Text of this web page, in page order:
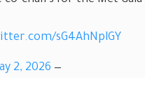
sG4AhNplGY
— Pop Crave (@PopCrave)
2, 2026